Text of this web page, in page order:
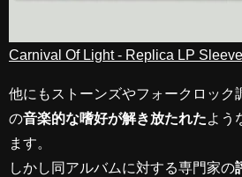
Carnival Of Light - Replica LP Sleeve
他にもストーンズやフォークロック
の音楽的な嗜好が解き放たれたよう
ます。
しかし同アルバムに対する専門家の